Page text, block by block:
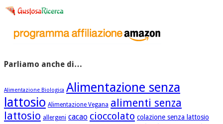
Parliamo anche di…
Alimentazione Biologica Alimentazione senza
lattosio Alimentazione Vegana alimenti senza
lattosio allergeni cacao cioccolato colazione senza lattosio